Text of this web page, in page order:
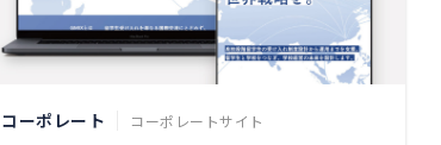
コーポレート コーポレートサイト